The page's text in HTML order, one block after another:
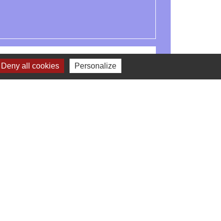
Deny all cookies Personalize